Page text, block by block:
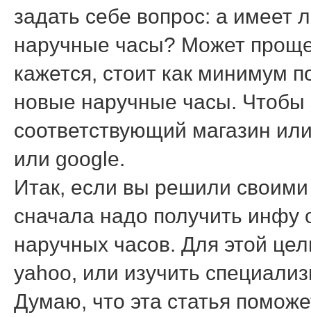
задать себе вопрос: а
наручные часы? Может
кажется, стоит как минимум
новые наручные часы. Чтобы
соответствующий магазин
или google.
Итак, если вы решили
сначала надо получить инфу
наручных часов. Для этой
yahoo, или изучить
Думаю, что эта статья